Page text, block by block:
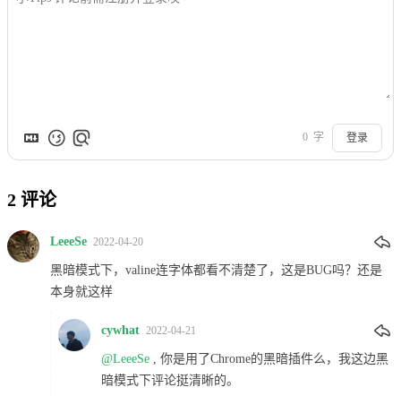
0 字 登录
2评论
LeeeSe 2022-04-20
黑暗模式下，valine连字体都看不清楚了，这是BUG吗？还是
本身就这样
cywhat 2022-04-21
@LeeeSe , 你是用了Chrome的黑暗插件么，我这边黑
暗模式下评论挺清晰的。